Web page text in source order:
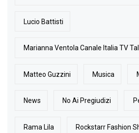
Lucio Battisti
Marianna Ventola Canale Italia TV
Matteo Guzzini Musica
News No Ai Pregiudizi
Rama Lila Rockstarr Fashion